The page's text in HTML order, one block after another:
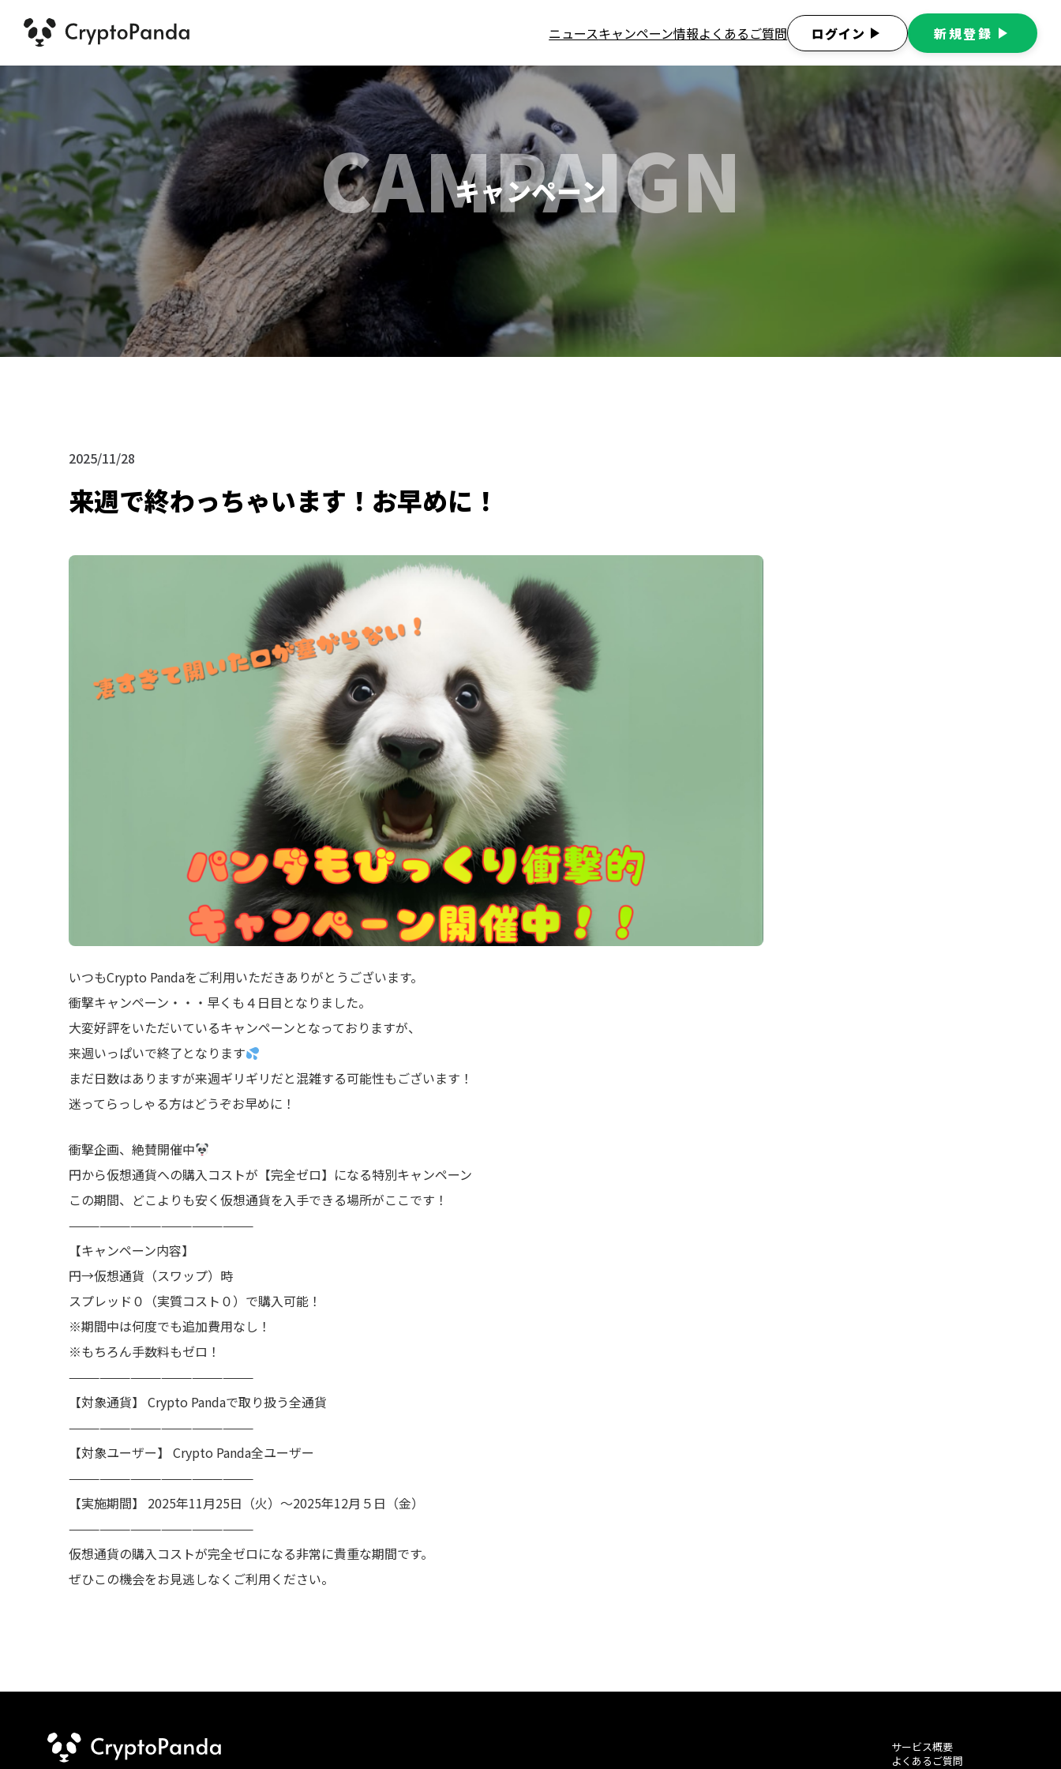
ニュースキャンペーン情報よくあるご質問 ログイン play_arrow 新規登録 play_arrow
CAMPAIGN
キャンペーン
2025/11/28
来週で終わっちゃいます！お早めに！
いつもCrypto Pandaをご利用いただきありがとうございます。
衝撃キャンペーン・・・早くも４日目となりました。
大変好評をいただいているキャンペーンとなっておりますが、
来週いっぱいで終了となります
まだ日数はありますが来週ギリギリだと混雑する可能性もございます！
迷ってらっしゃる方はどうぞお早めに！
衝撃企画、絶賛開催中
円から仮想通貨への購入コストが【完全ゼロ】になる特別キャンペーン
この期間、どこよりも安く仮想通貨を入手できる場所がここです！
——————————————————
【キャンペーン内容】
円→仮想通貨（スワップ）時
スプレッド０（実質コスト０）で購入可能！
※期間中は何度でも追加費用なし！
※もちろん手数料もゼロ！
——————————————————
【対象通貨】 Crypto Pandaで取り扱う全通貨
——————————————————
【対象ユーザー】 Crypto Panda全ユーザー
——————————————————
【実施期間】 2025年11月25日（火）〜2025年12月５日（金）
——————————————————
仮想通貨の購入コストが完全ゼロになる非常に貴重な期間です。
ぜひこの機会をお見逃しなくご利用ください。
サービス概要
よくあるご質問